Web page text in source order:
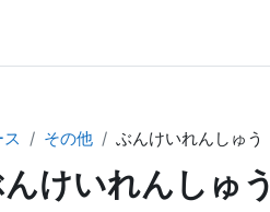
ス その他 ぶんけいれんしゅう
けいれんしゅう